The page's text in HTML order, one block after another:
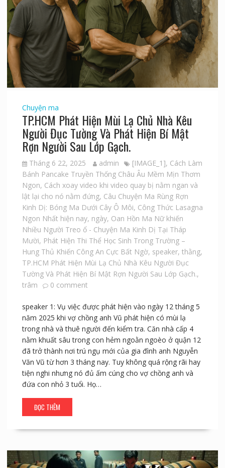
Chuyện ma
TP.HCM Phát Hiện Mùi Lạ Chủ Nhà Kêu
Người Đục Tường Và Phát Hiện Bí Mật
Rợn Người Sau Lớp Gạch.
Tháng 6 22, 2025 admin [IMAGE_1], Cách Làm
Bánh Pancake Truyền Thống Châu Âu Mềm Mịn Thơm
Ngon, Cách xoay video khi video quay bị nằm ngan và
lật lại cho nó nằm đứng, Câu Chuyện Ma Rùng Rợn
Kinh Dị: Bóng Ma Dưới Cây Ô Môi, Công Thức Lasagna
Ngon Nhất hiện nay, ngày, Oan Hồn Ma Nữ khiến
Nhiều Người Treo ổ - Chuyện Ma Kinh Dị Tại Tháp
Mười, Phát Hiện Thi Thể Học Sinh Trong Trường –
Hung Thủ Khiến Công An Cực Bất Ngờ, speaker, thằng,
TP.HCM Phát Hiện Mùi Lạ Chủ Nhà Kêu Người Đục
Tường Và Phát Hiện Bí Mật Rợn Người Sau Lớp Gạch.,
trâm
0 comment
speaker 1: Vụ việc được phát hiện vào ngày 12 tháng 5
năm 2025 khi vợ chồng anh Vũ phát hiện có mùi lạ
trong nhà và thuê người đến kiểm tra. Căn nhà cấp 4
nằm khuất sâu trong con hẻm ngoằn ngoèo ở quận 12
đã trở thành nơi trú ngụ mới của gia đình anh Nguyễn
Văn Vũ từ hơn 3 tháng nay. Tuy không quá rộng rãi hay
tiện nghi nhưng nó đủ ấm cúng cho vợ chồng anh và
đứa con nhỏ 3 tuổi. Họ…
ĐỌC THÊM